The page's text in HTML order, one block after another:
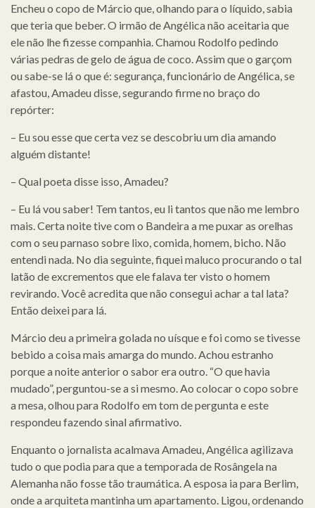
Encheu o copo de Márcio que, olhando para o líquido, sabia
que teria que beber. O irmão de Angélica não aceitaria que
ele não lhe fizesse companhia. Chamou Rodolfo pedindo
várias pedras de gelo de água de coco. Assim que o garçom
ou sabe-se lá o que é: segurança, funcionário de Angélica, se
afastou, Amadeu disse, segurando firme no braço do
repórter:
– Eu sou esse que certa vez se descobriu um dia amando
alguém distante!
– Qual poeta disse isso, Amadeu?
– Eu lá vou saber! Tem tantos, eu li tantos que não me lembro
mais. Certa noite tive com o Bandeira a me puxar as orelhas
com o seu parnaso sobre lixo, comida, homem, bicho. Não
entendi nada. No dia seguinte, fiquei maluco procurando o tal
latão de excrementos que ele falava ter visto o homem
revirando. Você acredita que não consegui achar a tal lata?
Então deixei para lá.
Márcio deu a primeira golada no uísque e foi como se tivesse
bebido a coisa mais amarga do mundo. Achou estranho
porque a noite anterior o sabor era outro. “O que havia
mudado”, perguntou-se a si mesmo. Ao colocar o copo sobre
a mesa, olhou para Rodolfo em tom de pergunta e este
respondeu fazendo sinal afirmativo.
Enquanto o jornalista acalmava Amadeu, Angélica agilizava
tudo o que podia para que a temporada de Rosângela na
Alemanha não fosse tão traumática. A esposa ia para Berlim,
onde a arquiteta mantinha um apartamento. Ligou, ordenando